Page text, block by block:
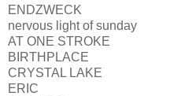
ENDZWECK
nervous light of sunday
AT ONE STROKE
BIRTHPLACE
CRYSTAL LAKE
ERIC